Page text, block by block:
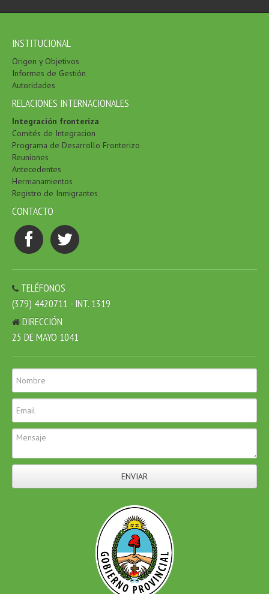
INSTITUCIONAL
Origen y Objetivos
Informes de Gestión
Autoridades
RELACIONES INTERNACIONALES
Integración fronteriza
Comités de Integracion
Programa de Desarrollo Fronterizo
Reuniones
Antecedentes
Hermanamientos
Registro de Inmigrantes
CONTACTO
TELÉFONOS
(379) 4420711 - INT. 1319
DIRECCIÓN
25 DE MAYO 1041
ENVIAR